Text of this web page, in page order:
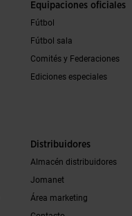
Equipaciones oficiales
Fútbol
Fútbol sala
Comités y Federaciones
Ediciones especiales
Distribuidores
Almacén distribuidores
Jomanet
Área marketing